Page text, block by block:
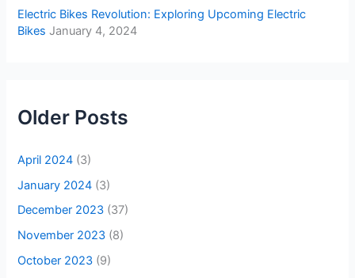
Electric Bikes Revolution: Exploring Upcoming Electric
Bikes January 4, 2024
Older Posts
April 2024 (3)
January 2024 (3)
December 2023 (37)
November 2023 (8)
October 2023 (9)